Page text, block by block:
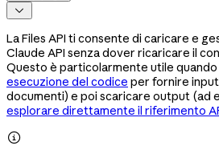

La Files API ti consente di caricare e
Claude API senza dover ricaricare il
Questo è particolarmente utile quando
esecuzione del codice per fornire
documenti) e poi scaricare output (ad
esplorare direttamente il riferimento
